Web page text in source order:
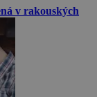
v rakouských